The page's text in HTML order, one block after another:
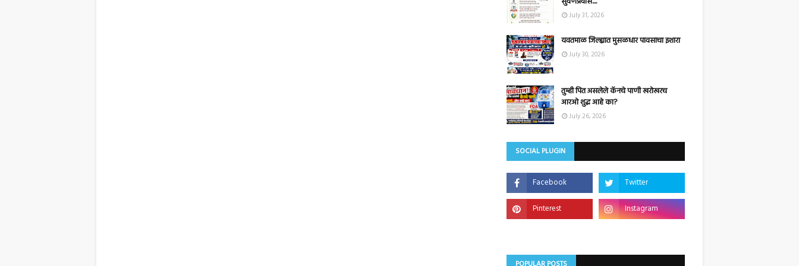
July 31, 2026
यवतमाळ जिल्ह्यात मुसळधार पावसाचा इशारा
July 30, 2026
तुम्ही पित असलेले कॅनचे पाणी खरोखरच
आरओ शुद्ध आहे का?
July 26, 2026
SOCIAL PLUGIN